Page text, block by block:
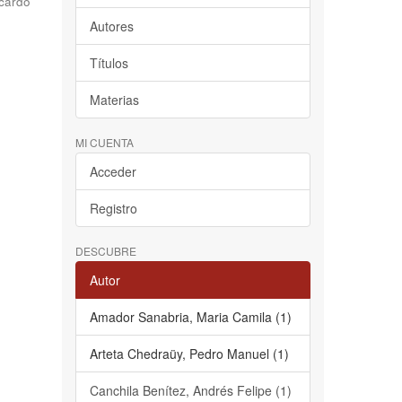
Autores
Títulos
Materias
MI CUENTA
Acceder
Registro
DESCUBRE
Autor
Amador Sanabria, Maria Camila (1)
Arteta Chedraüy, Pedro Manuel (1)
Canchila Benítez, Andrés Felipe (1)